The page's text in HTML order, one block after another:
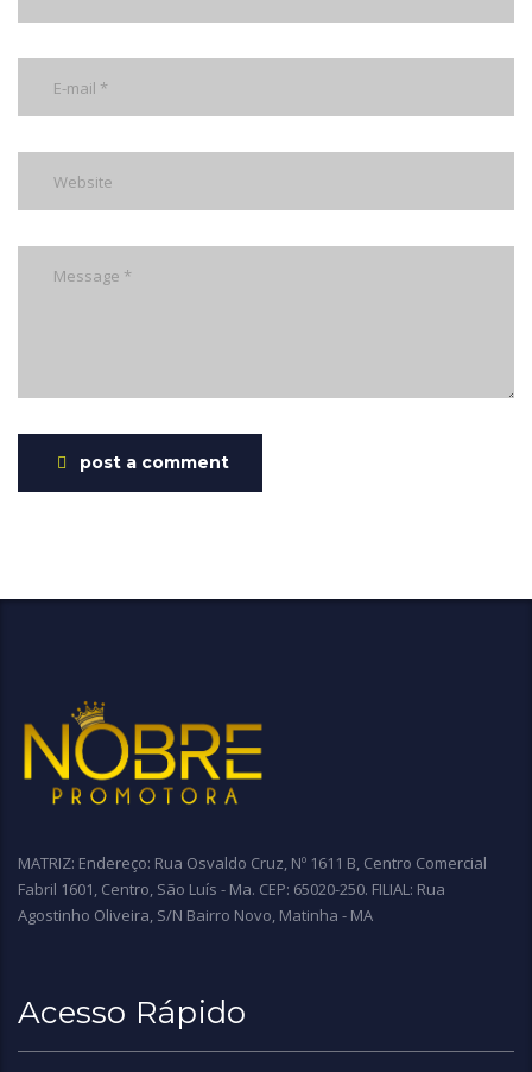
post a comment
MATRIZ: Endereço: Rua Osvaldo Cruz, Nº 1611 B, Centro Comercial
Fabril 1601, Centro, São Luís - Ma. CEP: 65020-250. FILIAL: Rua
Agostinho Oliveira, S/N Bairro Novo, Matinha - MA
Acesso Rápido